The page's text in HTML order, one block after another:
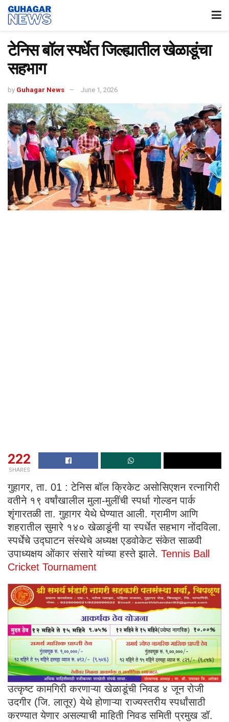
टेनिस बॉल स्पर्धेत जिल्ह्यातील खेळाडूंचा
सहभाग
by Guhagar News June 1, 2026
222
SHARES
गुहागर, ता. 01 : टेनिस बॉल क्रिकेट असोसिएशन रत्नागिरी
वतीने १९ वर्षांखालील मुला-मुलींची स्पर्धा गोल्डन पार्क
शृंगारतळी ता. गुहागर येथे घेण्यात आली. ग्रामीण आणि
शहरातील सुमारे १४० खेळाडूंनी या स्पर्धेत सहभाग नोंदविला.
स्पर्धेचे उद्घाटन संस्थेचे अध्यक्ष एडवोकेट संकेत साळवी
उपाध्यक्षय ओंकार संसारे यांच्या हस्ते झाले. Tennis Ball
Cricket Tournament
उत्कृष्ट कामगिरी करणाऱ्या खेळाडूंची निवड ४ जून रोजी
उदगीर (जि. लातूर) येथे होणाऱ्या राज्यस्तरीय स्पर्धांसाठी
करण्यात येणार असल्याची माहिती निवड समिती प्रमुख डॉ.